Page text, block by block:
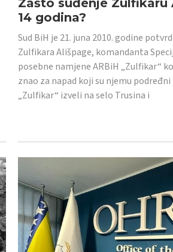
14 godina?
Sud BiH je 21. juna 2010. godine
Zulfikara Ališpage, komandanta
posebne namjene ARBiH „Zulfikar“
znao za napad koji su njemu
„Zulfikar“ izveli na selo Trusina i